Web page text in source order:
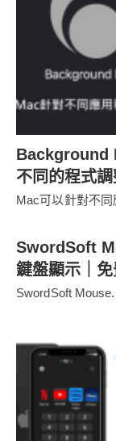
Background
不同的程式
Mac可以針對不
SwordSoft
鍵盤顯示｜
SwordSoft